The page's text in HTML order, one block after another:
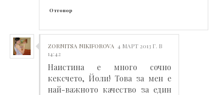
Отговор
ZORNITSA NIKIFOROVA 4 МАРТ 2013 Г. В
14:42
Наистина е много сочно
кексчето, Йоли! Това за мен е
най-важното качество за един